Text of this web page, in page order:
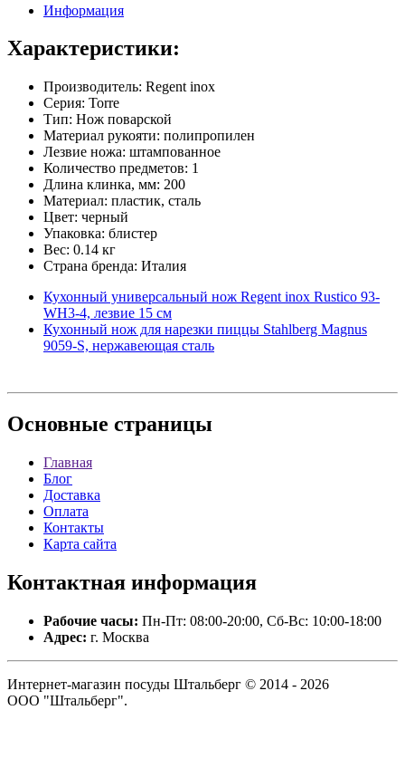
Информация
Характеристики:
Производитель: Regent inox
Серия: Torre
Тип: Нож поварской
Материал рукояти: полипропилен
Лезвие ножа: штампованное
Количество предметов: 1
Длина клинка, мм: 200
Материал: пластик, сталь
Цвет: черный
Упаковка: блистер
Вес: 0.14 кг
Страна бренда: Италия
Кухонный универсальный нож Regent inox Rustico 93-
WH3-4, лезвие 15 см
Кухонный нож для нарезки пиццы Stahlberg Magnus
9059-S, нержавеющая сталь
Основные страницы
Главная
Блог
Доставка
Оплата
Контакты
Карта сайта
Контактная информация
Рабочие часы: Пн-Пт: 08:00-20:00, Сб-Вс: 10:00-18:00
Адрес: г. Москва
Интернет-магазин посуды Штальберг © 2014 - 2026
ООО "Штальберг".